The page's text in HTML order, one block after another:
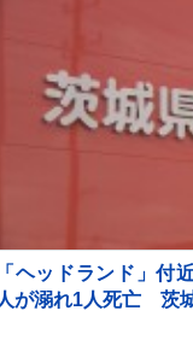
「ヘッドランド」付
人が溺れ1人死亡 茨